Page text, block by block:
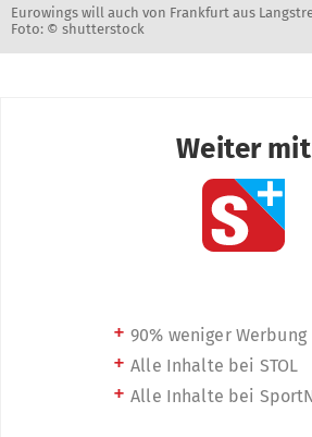
Eurowings will auch von Frankfurt aus
Foto: © shutterstock